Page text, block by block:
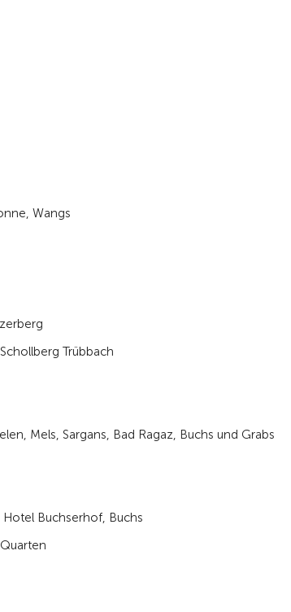
Wangs
Trübbach
Mels, Sargans, Bad Ragaz, Buchs und Grabs
Hotel Buchserhof, Buchs